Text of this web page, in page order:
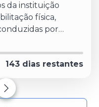
de
da instituição
física,
por
educadores
assistentes
e musicoterapeutas.
desses idosos
garantindo
e ativo.
143 dias restantes